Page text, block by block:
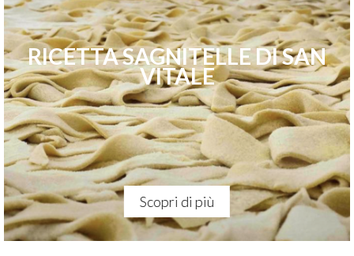
RICETTA SAGNITELLE DI SAN
VITALE
Scopri di più